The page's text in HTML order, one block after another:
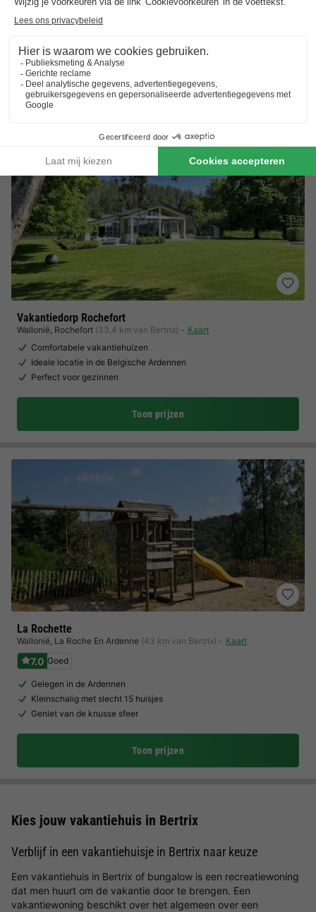
6.5 Voldoende
Vakantiedorp Rochefort
Wallonië, Rochefort (33,4 km van Bertrix)
Kaart
Comfortabele vakantiehuizen
Ideale locatie in de Belgische Ardennen
Perfect voor gezinnen
Toon prijzen
La Rochette
Wallonië, La Roche En Ardenne (43 km van Bertrix) Kaart
7.0 Goed
Gelegen in de Ardennen
Kleinschalig met slecht 15 huisjes
Geniet van de knusse sfeer
Toon prijzen
Kies jouw vakantiehuis in Bertrix
Verblijf in een vakantiehuisje in Bertrix naar keuze
Een vakantiehuis in Bertrix of bungalow is een recreatiewoning
dat men huurt om de vakantie door te brengen. Een
vakantiewoning beschikt over het algemeen over een